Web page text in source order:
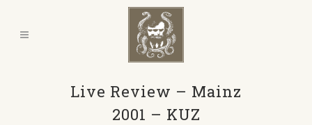
Live Review – Mainz
2001 – KUZ